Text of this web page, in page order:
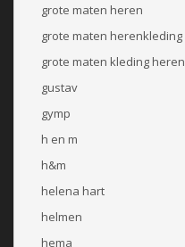
grote maten heren
grote maten herenkleding
grote maten kleding heren
gustav
gymp
h en m
h&m
helena hart
helmen
hema